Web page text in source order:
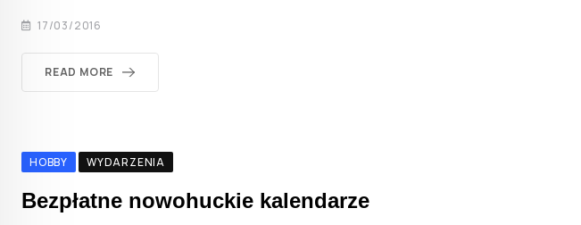
17/03/2016
READ MORE
HOBBY WYDARZENIA
Bezpłatne nowohuckie kalendarze